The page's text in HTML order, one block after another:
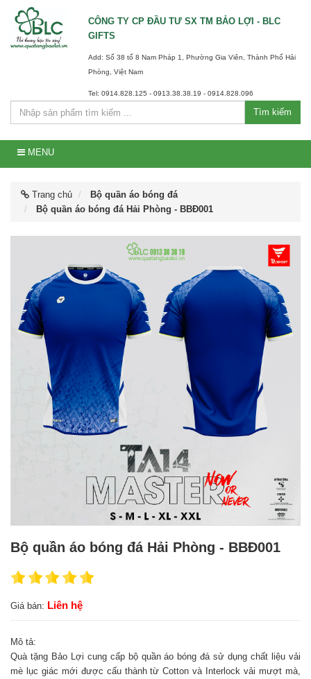
CÔNG TY CP ĐẦU TƯ SX TM BẢO LỢI - BLC
GIFTS
Add: Số 38 tổ 8 Nam Pháp 1, Phường Gia Viên, Thành Phố Hải
Phòng, Việt Nam
Tel: 0914.828.125 - 0913.38.38.19 - 0914.828.096
Tìm kiếm
MENU
Trang chủ
Bộ quần áo bóng đá
Bộ quần áo bóng đá Hải Phòng - BBĐ001
Bộ quần áo bóng đá Hải Phòng - BBĐ001
Giá bán: Liên hệ
Mô tả:
Quà tặng Bảo Lợi cung cấp bộ quần áo bóng đá sử dụng chất liệu vải
mè lục giác mới được cấu thành từ Cotton và Interlock vải mượt mà,